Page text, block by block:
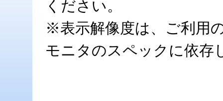
ください。
※表示解像度は、ご利用
モニタのスペックに依存